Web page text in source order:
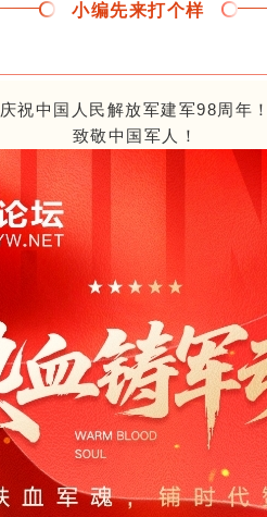
小编先来打个样
庆祝中国人民解放军建军98周年！
致敬中国军人！